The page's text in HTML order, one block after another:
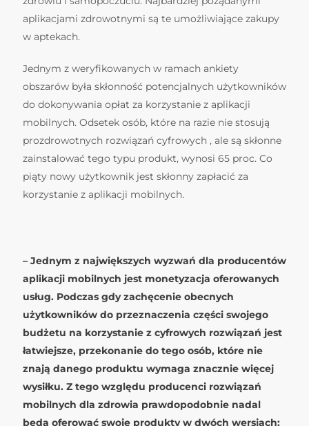
aplikacjami zdrowotnymi są te umożliwiające zakupy
w aptekach.
Jednym z weryfikowanych w ramach ankiety
obszarów była skłonność potencjalnych użytkowników
do dokonywania opłat za korzystanie z aplikacji
mobilnych. Odsetek osób, które na razie nie stosują
prozdrowotnych rozwiązań cyfrowych , ale są skłonne
zainstalować tego typu produkt, wynosi 65 proc. Co
piąty nowy użytkownik jest skłonny zapłacić za
korzystanie z aplikacji mobilnych.
– Jednym z największych wyzwań dla producentów
aplikacji mobilnych jest monetyzacja oferowanych
usług. Podczas gdy zachęcenie obecnych
użytkowników do przeznaczenia części swojego
budżetu na korzystanie z cyfrowych rozwiązań jest
łatwiejsze, przekonanie do tego osób, które nie
znają danego produktu wymaga znacznie więcej
wysiłku. Z tego względu producenci rozwiązań
mobilnych dla zdrowia prawdopodobnie nadal
będą oferować swoje produkty w dwóch wersjach: